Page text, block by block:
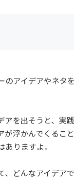
のアイデアやネタ
アを出そうと、実
が浮かんでくるこ
りますよ。
、どんなアイデア